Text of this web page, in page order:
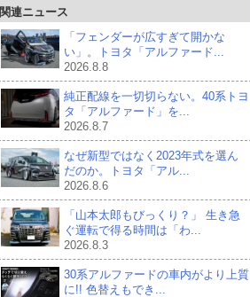
関連ニュース
「フェンダーが広すぎて開かな
い」。トヨタ「アルファード...
2026.8.8
純正配線を一切切らない。40系トヨ
タ「アルファード」を...
2026.8.7
なぜ新型ではなく2023年式を選ん
だのか。トヨタ「アル...
2026.8.6
「山本太郎もびっくり？」 生き急
ぐ運転で得る時間は「わ...
2026.8.3
30系アルファードの車内がより上質
に!! 色替えもでき...